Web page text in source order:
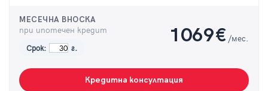
МЕСЕЧНА ВНОСКА
при ипотечен кредит
Срок: г.
1069€ /мес.
Кредитна консултация